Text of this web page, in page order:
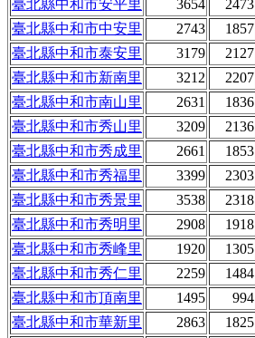
臺北縣中和市安平里
3654 2473
臺北縣中和市中安里
2743 1857
臺北縣中和市泰安里
3179 2127
臺北縣中和市新南里
3212 2207
臺北縣中和市南山里
2631 1836
臺北縣中和市秀山里
3209 2136
臺北縣中和市秀成里
2661 1853
臺北縣中和市秀福里
3399 2303
臺北縣中和市秀景里
3538 2318
臺北縣中和市秀明里
2908 1918
臺北縣中和市秀峰里
1920 1305
臺北縣中和市秀仁里
2259 1484
臺北縣中和市頂南里
1495 994
臺北縣中和市華新里
2863 1825